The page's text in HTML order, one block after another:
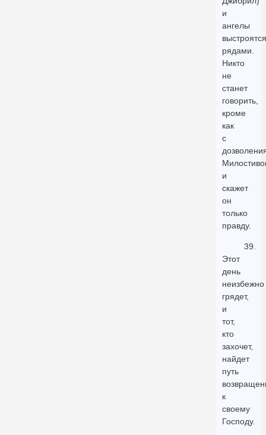
и
ангелы
выстроятся
рядами.
Никто
не
станет
говорить,
кроме
как
с
и
скажет
он
только
правду.
39.
Этот
день
неизбежно
грядет,
и
тот,
кто
захочет,
найдет
путь
к
своему
Господу.